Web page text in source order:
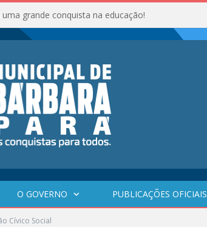
grande conquista na educação!
O GOVERNO PUBLICAÇÕES OFICIAIS
Cívico Social